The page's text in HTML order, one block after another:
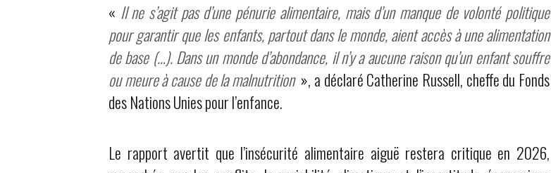
« Il ne s’agit pas d’une pénurie alimentaire, mais d’un manque de volonté politique
pour garantir que les enfants, partout dans le monde, aient accès à une alimentation
de base (…). Dans un monde d’abondance, il n’y a aucune raison qu’un enfant souffre
ou meure à cause de la malnutrition », a déclaré Catherine Russell, cheffe du Fonds
des Nations Unies pour l’enfance.
Le rapport avertit que l’insécurité alimentaire aiguë restera critique en 2026,